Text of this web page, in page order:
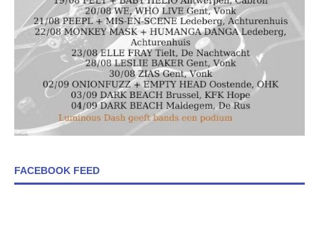
FACEBOOK FEED